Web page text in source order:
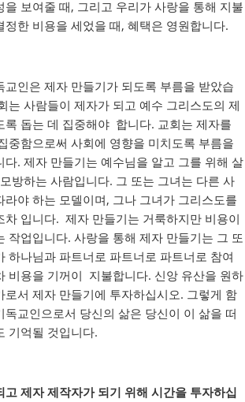
을 보여줄 때, 그리고 우리가 사랑을 통해 지불
정한 비용을 세었을 때, 혜택은 영원합니다.
교인은 제자 만들기가 되도록 부름을 받았습
는 사람들이 제자가 되고 예수 그리스도의 제
록 돕는 데 집중해야 합니다. 교회는 제자를
중함으로써 사회에 영향을 미치도록 부름을
다. 제자 만들기는 예수님을 알고 그를 위해 살
방하는 사람입니다. 그 또는 그녀는 다른 사
라야 하는 모델이며, 그나 그녀가 그리스도를
차 입니다. 제자 만들기는 거룩하지만 비용이
작업입니다. 사랑을 통해 제자 만들기는 그 또
하나님과 파트너로 파트너로 파트너로 참여
비용을 기꺼이 지불합니다. 신앙 유산을 원하
로서 제자 만들기에 투자하십시오. 그렇게 함
독교인으로서 당신의 삶은 당신이 이 삶을 떠
기억될 것입니다.
고 제자 제작자가 되기 위해 시간을 투자하십